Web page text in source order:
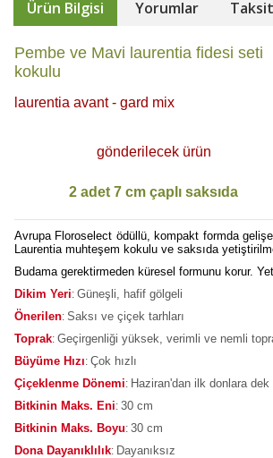
Ürün Bilgisi Yorumlar
Pembe ve Mavi laurentia fidesi seti
kokulu
laurentia avant - gard mix
gönderilecek ürün
2 adet 7 cm çaplı saksıda
Avrupa Floroselect ödüllü, kompakt formda
Laurentia muhteşem kokulu ve saksıda
Budama gerektirmeden küresel formunu korur.
Dikim Yeri: Güneşli, hafif gölgeli
Önerilen: Saksı ve çiçek tarhları
Toprak: Geçirgenliği yüksek, verimli ve nemli
Büyüme Hızı: Çok hızlı
Çiçeklenme Dönemi: Haziran'dan ilk donlara dek
Bitkinin Maks. Eni: 30 cm
Bitkinin Maks. Boyu: 30 cm
Dona Dayanıklılık: Dayanıksız